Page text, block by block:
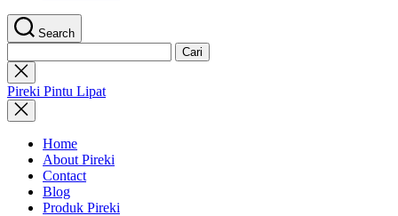
Search
untuk:
Close
search
Pireki Pintu Lipat
Home
About Pireki
Contact
Blog
Produk Pireki